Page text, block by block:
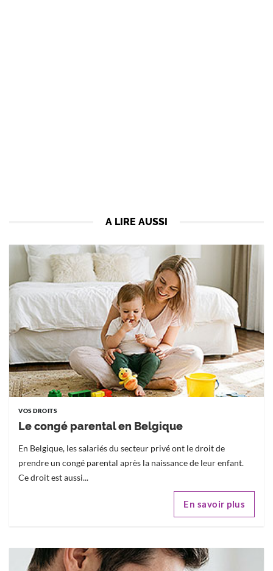
A LIRE AUSSI
VOS DROITS
Le congé parental en Belgique
En Belgique, les salariés du secteur privé ont le droit de
prendre un congé parental après la naissance de leur enfant.
Ce droit est aussi...
En savoir plus